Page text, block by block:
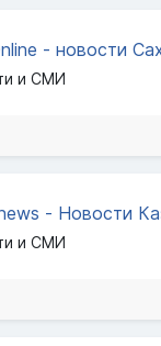
и СМИ
- Новости
и СМИ